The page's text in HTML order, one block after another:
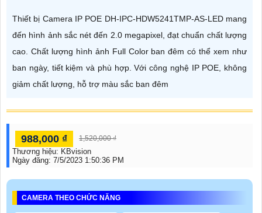
Thiết bị Camera IP POE DH-IPC-HDW5241TMP-AS-LED mang
đến hình ảnh sắc nét đến 2.0 megapixel, đạt chuẩn chất lượng
cao. Chất lượng hình ảnh Full Color ban đêm có thể xem như
ban ngày, tiết kiệm và phù hợp. Với công nghệ IP POE, không
giảm chất lượng, hỗ trợ màu sắc ban đêm
988,000 ₫ 1,520,000 ₫
Thương hiệu: KBvision
Ngày đăng: 7/5/2023 1:50:36 PM
CAMERA THEO CHỨC NĂNG